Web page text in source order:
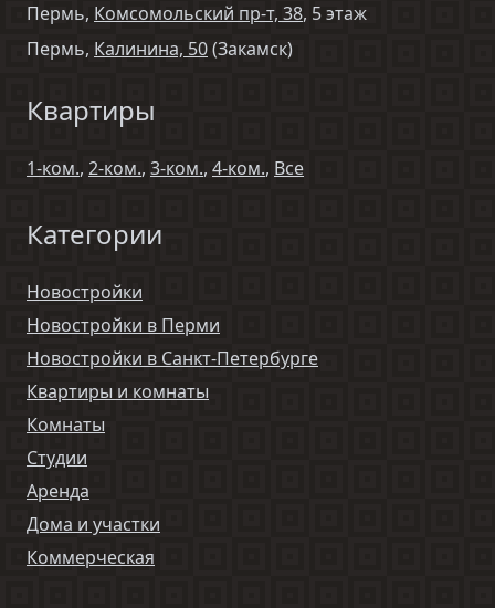
Пермь, Комсомольский пр-т, 38, 5 этаж
Пермь, Калинина, 50(Закамск)
Квартиры
1-ком., 2-ком., 3-ком., 4-ком., Все
Категории
Новостройки
Новостройки в Перми
Новостройки в Санкт-Петербурге
Квартиры и комнаты
Комнаты
Студии
Аренда
Дома и участки
Коммерческая